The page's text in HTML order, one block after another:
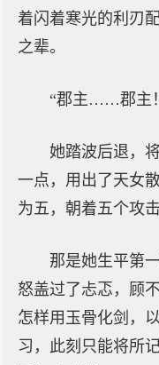
着闪着寒光的利刃
之辈。
“郡主……郡主
她踏波后退，
一点，用出了天女
为五，朝着五个攻
那是她生平第
怒盖过了忐忑，顾
怎样用玉骨化剑，
习，此刻只能将所